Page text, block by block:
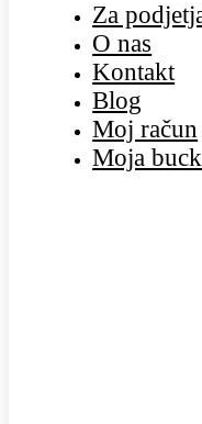
Za
O nas
Kontakt
Blog
Moj račun
Moja